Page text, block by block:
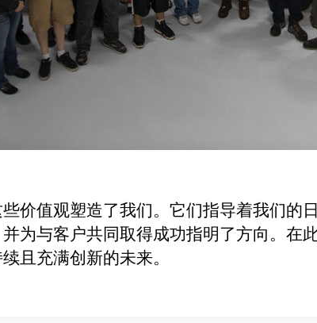
价值观塑造了我们。它们指导着我们的
为与客户共同取得成功指明了方向。在
且充满创新的未来。